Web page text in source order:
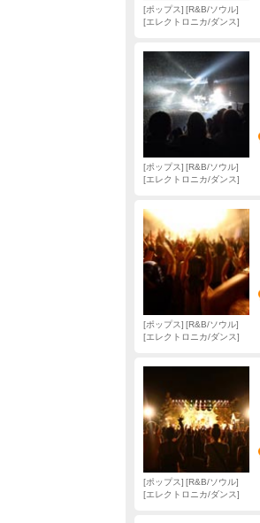
ポップス
R&B/ソウル
エレクトロニカ/ダンス
ポップス
R&B/ソウル
エレクトロニカ/ダンス
ポップス
R&B/ソウル
エレクトロニカ/ダンス
ポップス
R&B/ソウル
エレクトロニカ/ダンス